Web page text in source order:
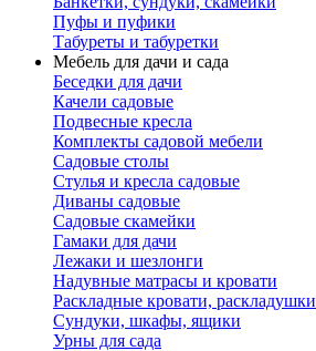
Пуфы и пуфики
Табуреты и табуретки
Мебель для дачи и сада
Беседки для дачи
Качели садовые
Подвесные кресла
Комплекты садовой мебели
Садовые столы
Стулья и кресла садовые
Диваны садовые
Садовые скамейки
Гамаки для дачи
Лежаки и шезлонги
Надувные матрасы и кровати
Раскладные кровати, раскладушки
Сундуки, шкафы, ящики
Урны для сада